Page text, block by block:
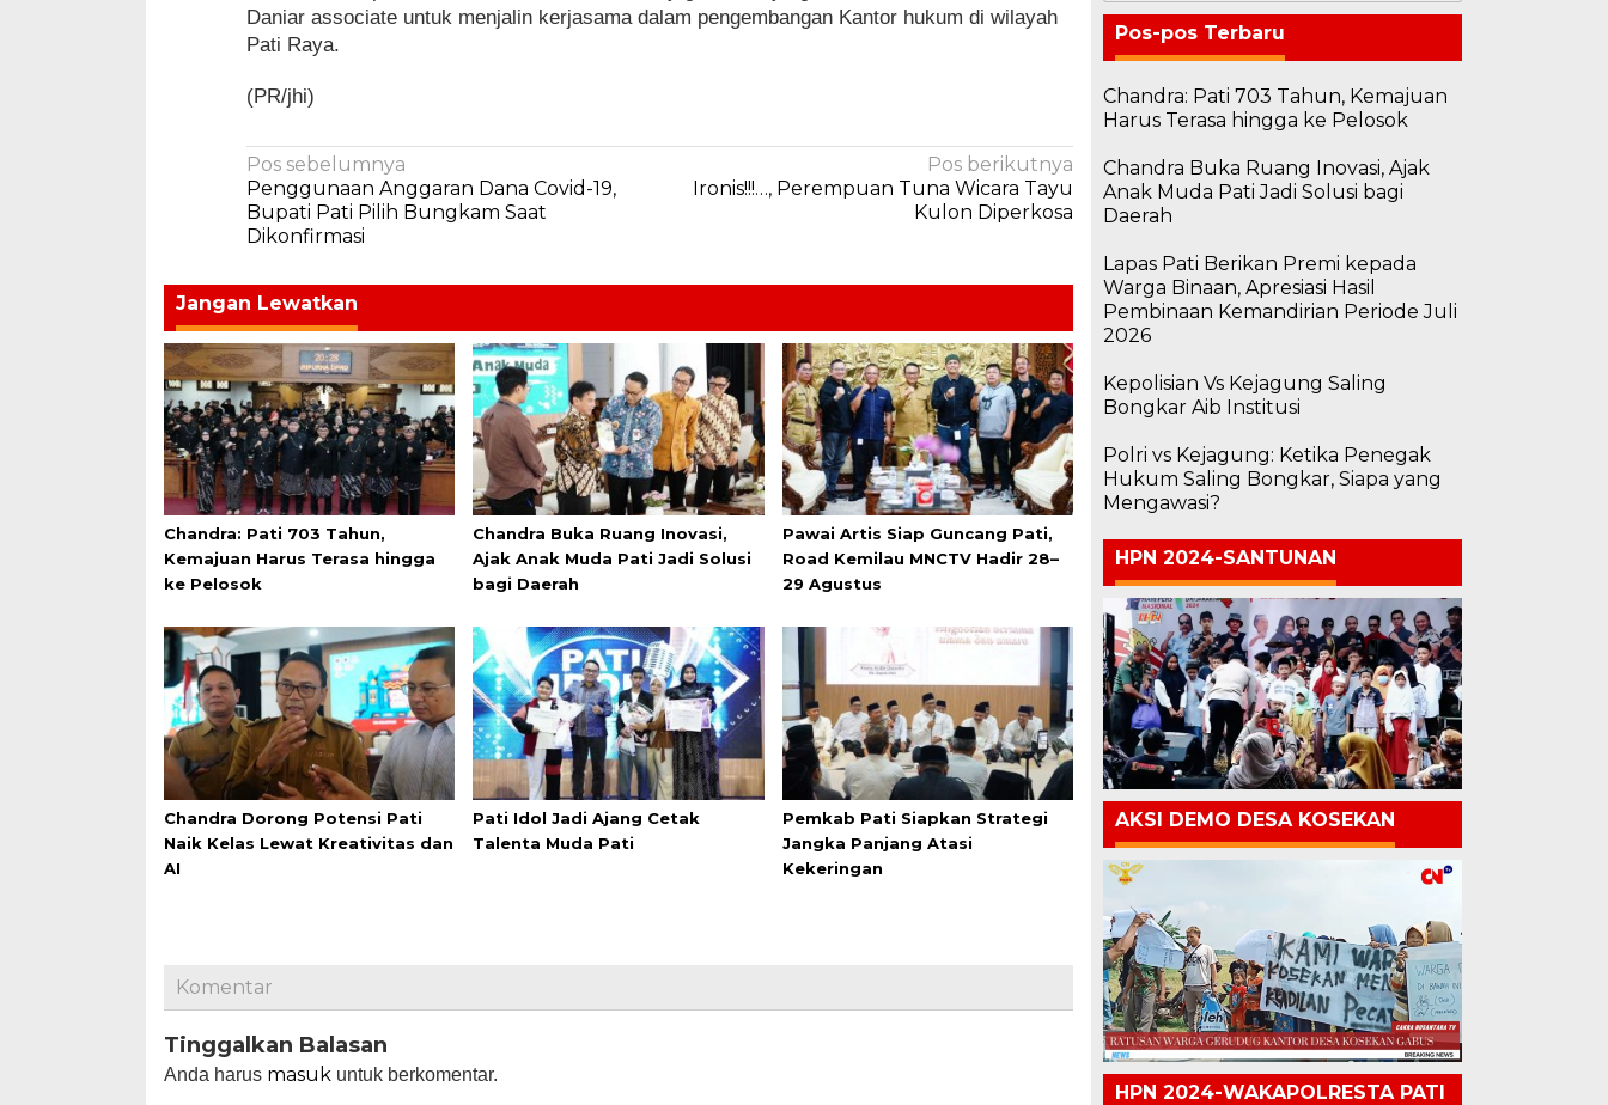
Daniar associate untuk menjalin kerjasama dalam pengembangan Kantor hukum di wilayah
Pati Raya.
(PR/jhi)
Navigasi
pos
Pos sebelumnya
Penggunaan Anggaran Dana Covid-19,
Bupati Pati Pilih Bungkam Saat
Dikonfirmasi
Pos berikutnya
Ironis!!!…, Perempuan Tuna Wicara Tayu
Kulon Diperkosa
Jangan Lewatkan
Chandra: Pati 703 Tahun,
Kemajuan Harus Terasa hingga
ke Pelosok
Chandra Buka Ruang Inovasi,
Ajak Anak Muda Pati Jadi Solusi
bagi Daerah
Pawai Artis Siap Guncang Pati,
Road Kemilau MNCTV Hadir 28–
29 Agustus
Chandra Dorong Potensi Pati
Naik Kelas Lewat Kreativitas dan
AI
Pati Idol Jadi Ajang Cetak
Talenta Muda Pati
Pemkab Pati Siapkan Strategi
Jangka Panjang Atasi
Kekeringan
Komentar
Tinggalkan Balasan
Anda harus masuk untuk berkomentar.
Pos-pos Terbaru
Chandra: Pati 703 Tahun, Kemajuan
Harus Terasa hingga ke Pelosok
Chandra Buka Ruang Inovasi, Ajak
Anak Muda Pati Jadi Solusi bagi
Daerah
Lapas Pati Berikan Premi kepada
Warga Binaan, Apresiasi Hasil
Pembinaan Kemandirian Periode Juli
2026
Kepolisian Vs Kejagung Saling
Bongkar Aib Institusi
Polri vs Kejagung: Ketika Penegak
Hukum Saling Bongkar, Siapa yang
Mengawasi?
HPN 2024-SANTUNAN
AKSI DEMO DESA KOSEKAN
HPN 2024-WAKAPOLRESTA PATI